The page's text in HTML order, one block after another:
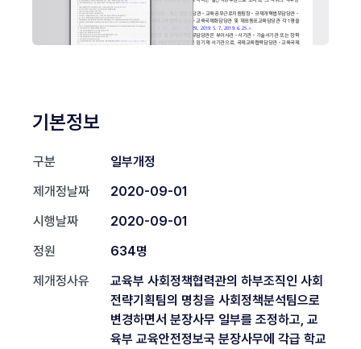
기본정보
구분
일부개정
제개정날짜
2020-09-01
시행날짜
2020-09-01
정원
634명
제개정사유
교육부 사회정책협력관의 하부조직인 사회
전략기획팀의 명칭을 사회정책분석팀으로
변경하면서 분장사무 일부를 조정하고, 교
육부 교육안전정보국 분장사무에 각급 학교